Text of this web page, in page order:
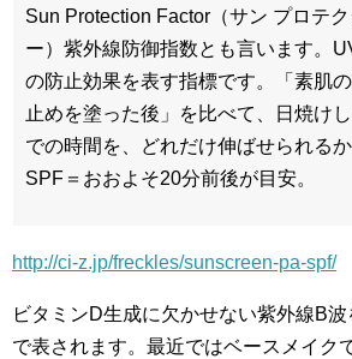
Sun Protection Factor（サン プロテ
ー）紫外線防御指数とも言います。
の防止効果を表す指標です。「素肌
止めを塗った後」を比べて、日焼け
での時間を、どれだけ伸ばせられる
SPF＝おおよそ20分前後が目安。
http://ci-z.jp/freckles/sunscreen-pa-spf/
ビタミンD生成に欠かせない紫外線B波
で表されます。最近ではベースメイク